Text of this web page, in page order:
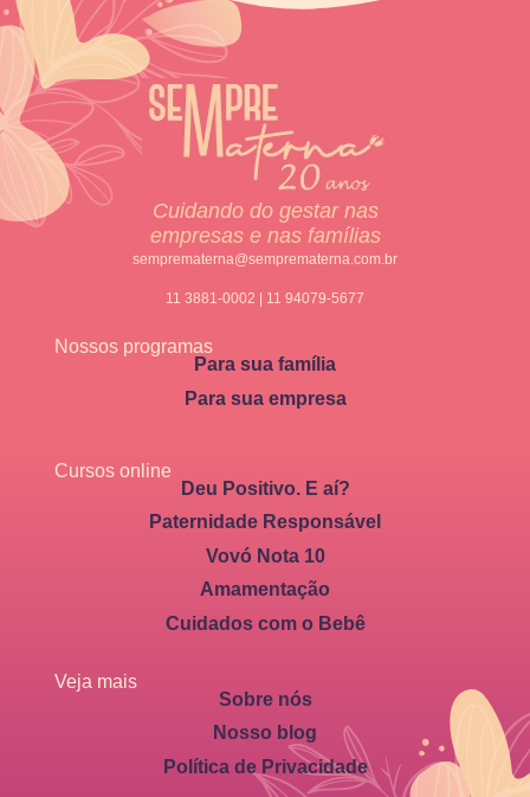
Cuidando do gestar nas
empresas e nas famílias
semprematerna@semprematerna.com.br
11 3881-0002 | 11 94079-5677
Nossos programas
Para sua família
Para sua empresa
Cursos online
Deu Positivo. E aí?
Paternidade Responsável
Vovó Nota 10
Amamentação
Cuidados com o Bebê
Veja mais
Sobre nós
Nosso blog
Política de Privacidade